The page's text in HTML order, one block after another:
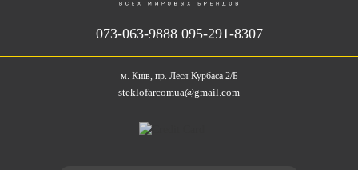
073-063-9888 095-291-8307
м. Київ, пр. Леся Курбаса 2/Б
steklofarcomua@gmail.com